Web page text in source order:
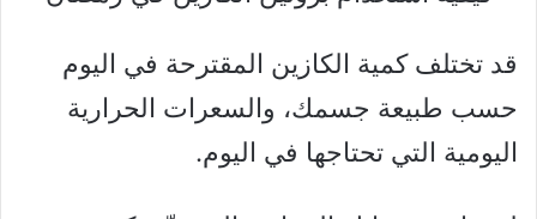
قد تختلف كمية الكازين المقترحة في اليوم
حسب طبيعة جسمك، والسعرات الحرارية
اليومية التي تحتاجها في اليوم.